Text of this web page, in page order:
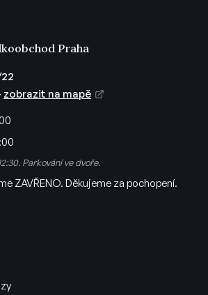
Praha
zobrazit na mapě
Parkování ve dvoře.
ZAVŘENO. Děkujeme za pochopení.